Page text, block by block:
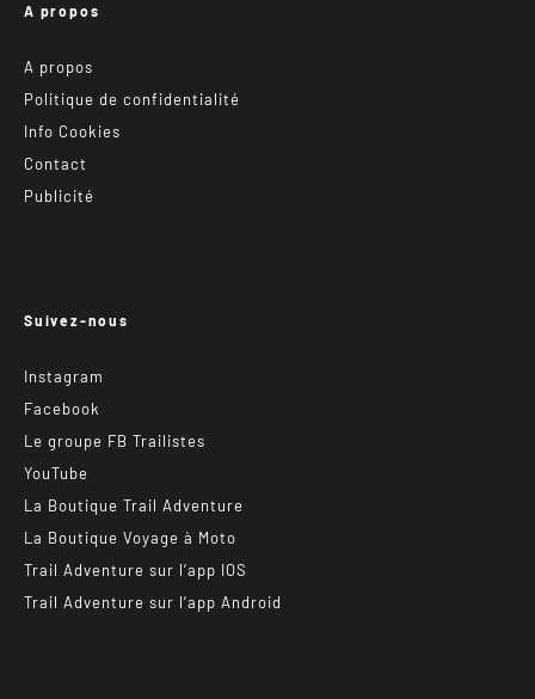
A propos
A propos
Politique de confidentialité
Info Cookies
Contact
Publicité
Suivez-nous
Instagram
Facebook
Le groupe FB Trailistes
YouTube
La Boutique Trail Adventure
La Boutique Voyage à Moto
Trail Adventure sur l’app IOS
Trail Adventure sur l’app Android